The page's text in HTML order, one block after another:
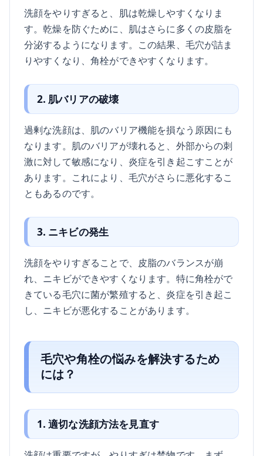
洗顔をやりすぎると、肌は乾燥しやすくなりま
す。乾燥を防ぐために、肌はさらに多くの皮脂を
分泌するようになります。この結果、毛穴が詰ま
りやすくなり、角栓ができやすくなります。
2. 肌バリアの破壊
過剰な洗顔は、肌のバリア機能を損なう原因にも
なります。肌のバリアが壊れると、外部からの刺
激に対して敏感になり、炎症を引き起こすことが
あります。これにより、毛穴がさらに悪化するこ
ともあるのです。
3. ニキビの発生
洗顔をやりすぎることで、皮脂のバランスが崩
れ、ニキビができやすくなります。特に角栓がで
きている毛穴に菌が繁殖すると、炎症を引き起こ
し、ニキビが悪化することがあります。
毛穴や角栓の悩みを解決するため
には？
1. 適切な洗顔方法を見直す